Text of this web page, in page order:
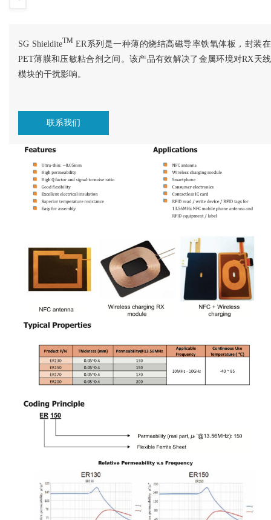
SG ShielditeTM ER系列是一种薄的烧结高磁导率铁氧体板，封装在
PET薄膜和压敏粘合剂之间。该产品有效解决了金属环境对RX天线
模块的干扰影响。
联系我们